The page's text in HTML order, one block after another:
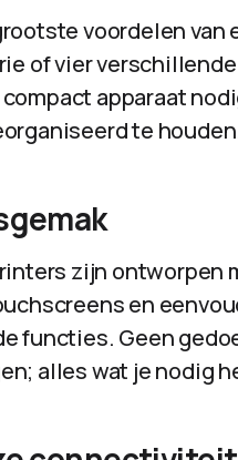
voordelen
of vier
apparaat
te
zijn ontworpen
en
functies. Geen
alles wat je nodig